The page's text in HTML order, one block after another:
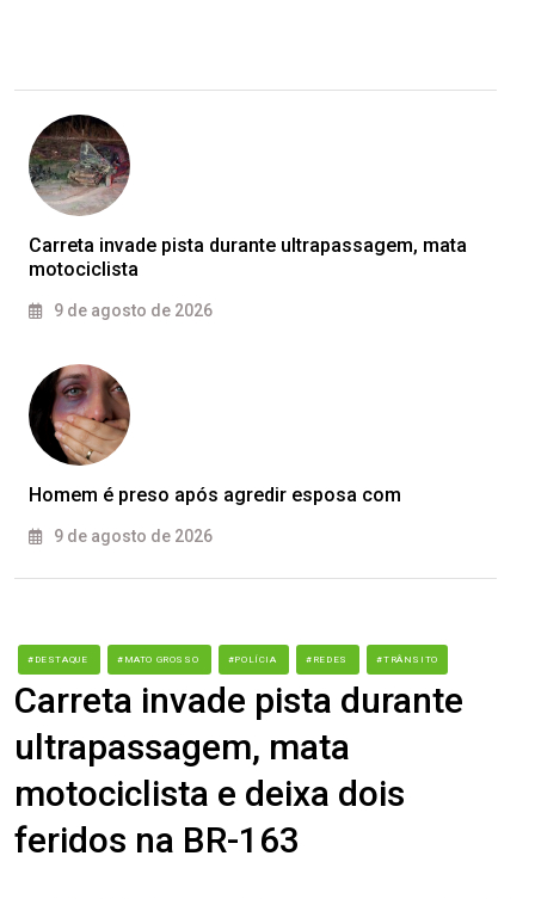
Carreta invade pista durante ultrapassagem, mata
motociclista
9 de agosto de 2026
Homem é preso após agredir esposa com
9 de agosto de 2026
#DESTAQUE #MATO GROSSO #POLÍCIA #REDES #TRÂNSITO
Carreta invade pista durante
ultrapassagem, mata
motociclista e deixa dois
feridos na BR-163